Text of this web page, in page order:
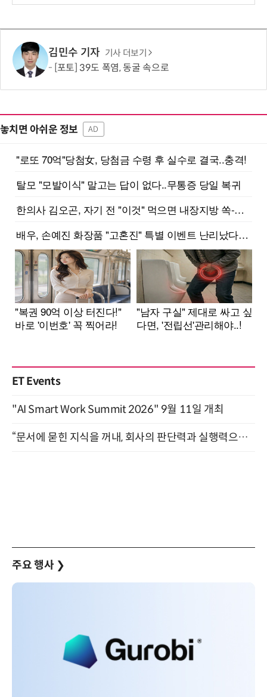
김민수 기자 기사 더보기
[포토] 39도 폭염, 동굴 속으로
놓치면 아쉬운 정보 AD
ET Events
"AI Smart Work Summit 2026" 9월 11일 개최
“문서에 묻힌 지식을 꺼내, 회사의 판단력과 실행력으로 바꾸다” (8/20)
주요 행사 ❯